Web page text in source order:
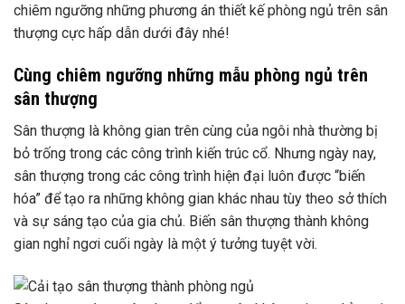
chiêm ngưỡng những phương án thiết kế phòng ngủ trên sân
thượng cực hấp dẫn dưới đây nhé!
Cùng chiêm ngưỡng những mẫu phòng ngủ trên
sân thượng
Sân thượng là không gian trên cùng của ngôi nhà thường bị
bỏ trống trong các công trình kiến ​​trúc cổ. Nhưng ngày nay,
sân thượng trong các công trình hiện đại luôn được “biến
hóa” để tạo ra những không gian khác nhau tùy theo sở thích
và sự sáng tạo của gia chủ. Biến sân thượng thành không
gian nghỉ ngơi cuối ngày là một ý tưởng tuyệt vời.